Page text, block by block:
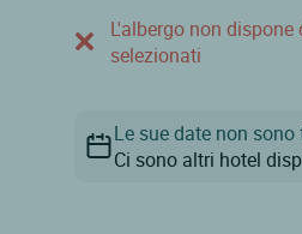
L'albergo non
selezionati
Le sue date non
Ci sono altri hotel